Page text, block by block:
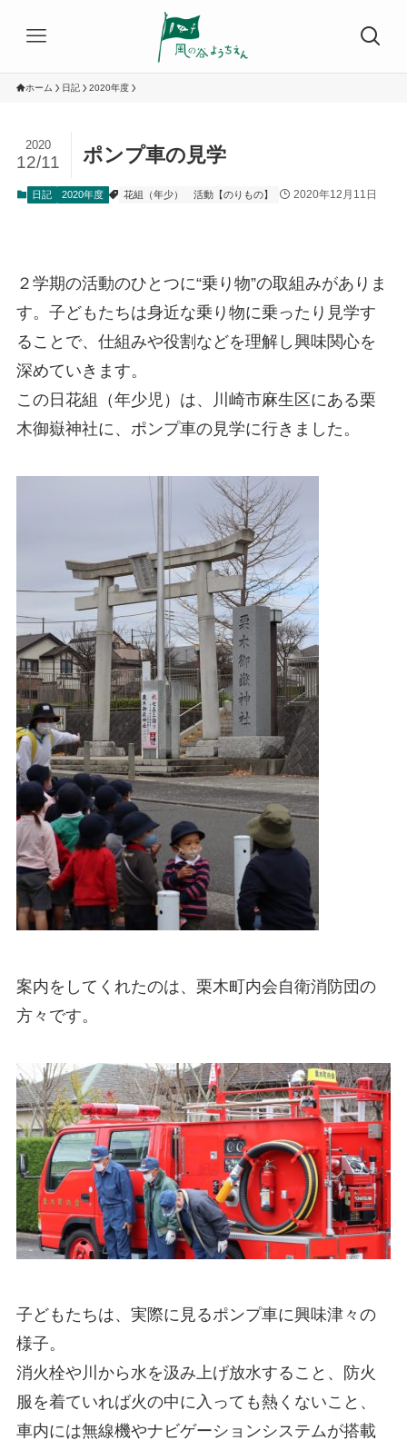
ホーム 日記 2020年度
ポンプ車の見学
2020
12/11
日記 2020年度 花組（年少） 活動【のりもの】 2020年12月11日
２学期の活動のひとつに“乗り物”の取組みがありま
す。子どもたちは身近な乗り物に乗ったり見学す
ることで、仕組みや役割などを理解し興味関心を
深めていきます。
この日花組（年少児）は、川崎市麻生区にある栗
木御嶽神社に、ポンプ車の見学に行きました。
案内をしてくれたのは、栗木町内会自衛消防団の
方々です。
子どもたちは、実際に見るポンプ車に興味津々の
様子。
消火栓や川から水を汲み上げ放水すること、防火
服を着ていれば火の中に入っても熱くないこと、
車内には無線機やナビゲーションシステムが搭載